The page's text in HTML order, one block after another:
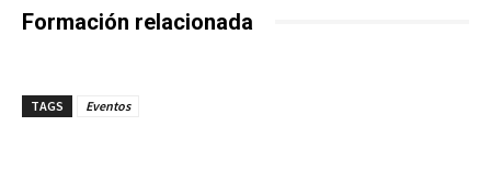
Formación relacionada
TAGS Eventos